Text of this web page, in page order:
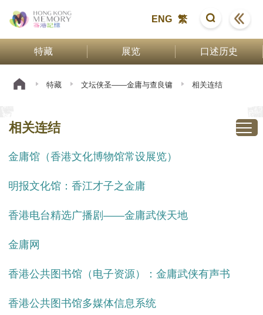
ENG 繁
特藏 展览 口述历史
特藏 文坛侠圣——金庸与查良镛 相关连结
相关连结
金庸馆（香港文化博物馆常设展览）
明报文化馆：香江才子之金庸
香港电台精选广播剧——金庸武侠天地
金庸网
香港公共图书馆（电子资源）：金庸武侠有声书
香港公共图书馆多媒体信息系统